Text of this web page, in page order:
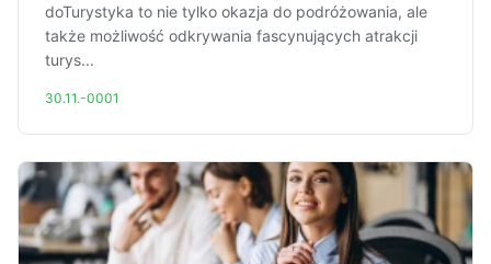
doTurystyka to nie tylko okazja do podróżowania, ale
także możliwość odkrywania fascynujących atrakcji
turys...
30.11.-0001